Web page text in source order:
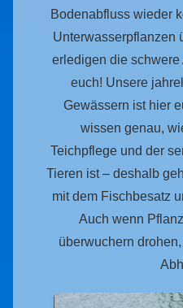
Bodenabfluss wieder
Unterwasserpflanzen
erledigen die schwere
euch! Unsere
Gewässern ist hier
wissen genau,
Teichpflege und der
Tieren ist – deshalb
mit dem Fischbesatz
Auch wenn
überwuchern